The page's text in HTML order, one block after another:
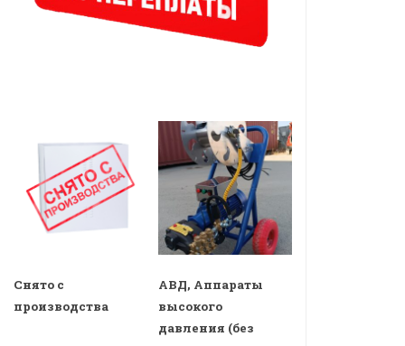
Снято с
производства
АВД, Аппараты
высокого
давления (без